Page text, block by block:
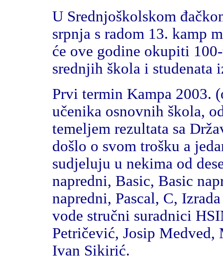
U Srednjoškolskom
srpnja s radom 13. kamp
će ove godine okupiti
srednjih škola i studenata
Prvi termin Kampa 2003.
učenika osnovnih škola,
temeljem rezultata sa
došlo o svom trošku a
sudjeluju u nekima od
napredni, Basic, Basic
napredni, Pascal, C,
vode stručni suradnici
Petričević, Josip
Ivan Sikirić.